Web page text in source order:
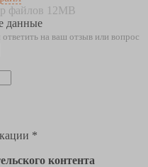
файлов 12MB
данные
на ваш отзыв или вопрос
*
контента